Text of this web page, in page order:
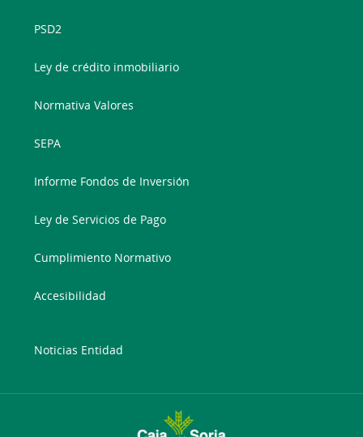
PSD2
Ley de crédito inmobiliario
Normativa Valores
SEPA
Informe Fondos de Inversión
Ley de Servicios de Pago
Cumplimiento Normativo
Accesibilidad
Noticias Entidad